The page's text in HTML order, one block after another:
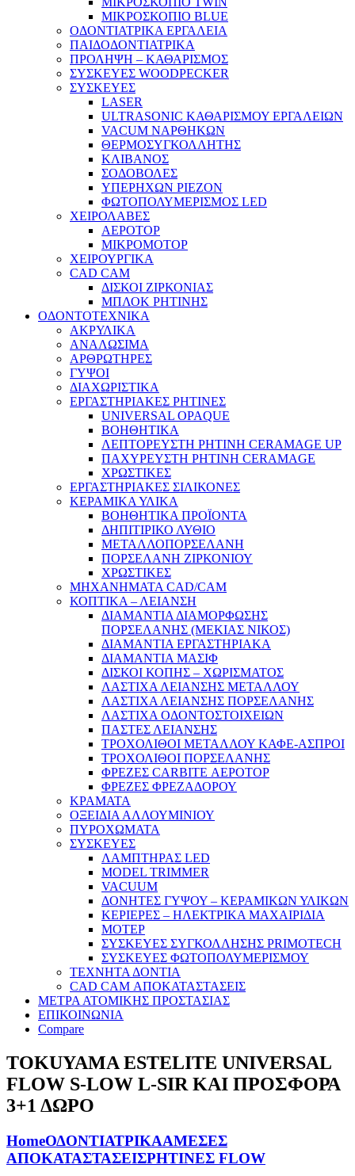
ΜΙΚΡΟΣΚΟΠΙΟ BLUE
ΟΔΟΝΤΙΑΤΡΙΚΑ ΕΡΓΑΛΕΙΑ
ΠΑΙΔΟΔΟΝΤΙΑΤΡΙΚΑ
ΠΡΟΛΗΨΗ – ΚΑΘΑΡΙΣΜΟΣ
ΣΥΣΚΕΥΕΣ WOODPECKER
ΣΥΣΚΕΥΕΣ
LASER
ULTRASONIC ΚΑΘΑΡΙΣΜΟΥ ΕΡΓΑΛΕΙΩΝ
VACUM ΝΑΡΘΗΚΩΝ
ΘΕΡΜΟΣΥΓΚΟΛΛΗΤΗΣ
ΚΛΙΒΑΝΟΣ
ΣΟΔΟΒΟΛΕΣ
ΥΠΕΡΗΧΩΝ PIEZON
ΦΩΤΟΠΟΛΥΜΕΡΙΣΜΟΣ LED
ΧΕΙΡΟΛΑΒΕΣ
ΑΕΡΟΤΟΡ
ΜΙΚΡΟΜΟΤΟΡ
ΧΕΙΡΟΥΡΓΙΚΑ
CAD CAM
ΔΙΣΚΟΙ ΖΙΡΚΟΝΙΑΣ
ΜΠΛΟΚ ΡΗΤΙΝΗΣ
ΟΔΟΝΤΟΤΕΧΝΙΚΑ
ΑΚΡΥΛΙΚΑ
ΑΝΑΛΩΣΙΜΑ
ΑΡΘΡΩΤΗΡΕΣ
ΓΥΨΟΙ
ΔΙΑΧΩΡΙΣΤΙΚΑ
ΕΡΓΑΣΤΗΡΙΑΚΕΣ ΡΗΤΙΝΕΣ
UNIVERSAL OPAQUE
ΒΟΗΘΗΤΙΚΑ
ΛΕΠΤΟΡΕΥΣΤΗ ΡΗΤΙΝΗ CERAMAGE UP
ΠΑΧΥΡΕΥΣΤΗ ΡΗΤΙΝΗ CERAMAGE
ΧΡΩΣΤΙΚΕΣ
ΕΡΓΑΣΤΗΡΙΑΚΕΣ ΣΙΛΙΚΟΝΕΣ
ΚΕΡΑΜΙΚΑ ΥΛΙΚΑ
ΒΟΗΘΗΤΙΚΑ ΠΡΟΪΟΝΤΑ
ΔΗΠΙΤΙΡΙΚΟ ΛΥΘΙΟ
ΜΕΤΑΛΛΟΠΟΡΣΕΛΑΝΗ
ΠΟΡΣΕΛΑΝΗ ΖΙΡΚΟΝΙΟΥ
ΧΡΩΣΤΙΚΕΣ
ΜΗΧΑΝΗΜΑΤΑ CAD/CAM
ΚΟΠΤΙΚΑ – ΛΕΙΑΝΣΗ
ΔΙΑΜΑΝΤΙΑ ΔΙΑΜΟΡΦΩΣΗΣ
ΠΟΡΣΕΛΑΝΗΣ (ΜΕΚΙΑΣ ΝΙΚΟΣ)
ΔΙΑΜΑΝΤΙΑ ΕΡΓΑΣΤΗΡΙΑΚΑ
ΔΙΑΜΑΝΤΙΑ ΜΑΣΙΦ
ΔΙΣΚΟΙ ΚΟΠΗΣ – ΧΩΡΙΣΜΑΤΟΣ
ΛΑΣΤΙΧΑ ΛΕΙΑΝΣΗΣ ΜΕΤΑΛΛΟΥ
ΛΑΣΤΙΧΑ ΛΕΙΑΝΣΗΣ ΠΟΡΣΕΛΑΝΗΣ
ΛΑΣΤΙΧΑ ΟΔΟΝΤΟΣΤΟΙΧΕΙΩΝ
ΠΑΣΤΕΣ ΛΕΙΑΝΣΗΣ
ΤΡΟΧΟΛΙΘΟΙ ΜΕΤΑΛΛΟΥ ΚΑΦΕ-ΑΣΠΡΟΙ
ΤΡΟΧΟΛΙΘΟΙ ΠΟΡΣΕΛΑΝΗΣ
ΦΡΕΖΕΣ CARBITE ΑΕΡΟΤΟΡ
ΦΡΕΖΕΣ ΦΡΕΖΑΔΟΡΟΥ
ΚΡΑΜΑΤΑ
ΟΞΕΙΔΙΑ ΑΛΛΟΥΜΙΝΙΟΥ
ΠΥΡΟΧΩΜΑΤΑ
ΣΥΣΚΕΥΕΣ
ΛΑΜΠΤΗΡΑΣ LED
MODEL TRIMMER
VACUUM
ΔΟΝΗΤΕΣ ΓΥΨΟΥ – ΚΕΡΑΜΙΚΩΝ ΥΛΙΚΩΝ
ΚΕΡΙΕΡΕΣ – ΗΛΕΚΤΡΙΚΑ ΜΑΧΑΙΡΙΔΙΑ
ΜΟΤΕΡ
ΣΥΣΚΕΥΕΣ ΣΥΓΚΟΛΛΗΣΗΣ PRIMOTECH
ΣΥΣΚΕΥΕΣ ΦΩΤΟΠΟΛΥΜΕΡΙΣΜΟΥ
ΤΕΧΝΗΤΑ ΔΟΝΤΙΑ
CAD CAM ΑΠΟΚΑΤΑΣΤΑΣΕΙΣ
ΜΕΤΡΑ ΑΤΟΜΙΚΗΣ ΠΡΟΣΤΑΣΙΑΣ
ΕΠΙΚΟΙΝΩΝΙΑ
Compare
TOKUYAMA ESTELITE UNIVERSAL
FLOW S-LOW L-SIR ΚΑΙ ΠΡΟΣΦΟΡΑ
3+1 ΔΩΡΟ
HomeΟΔΟΝΤΙΑΤΡΙΚΑΑΜΕΣΕΣ
ΑΠΟΚΑΤΑΣΤΑΣΕΙΣΡΗΤΙΝΕΣ FLOW